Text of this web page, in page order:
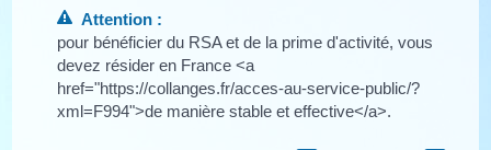
Attention :
pour bénéficier du RSA et de la prime d'activité, vous
devez résider en France <a
href="https://collanges.fr/acces-au-service-public/?
xml=F994">de manière stable et effective</a>.